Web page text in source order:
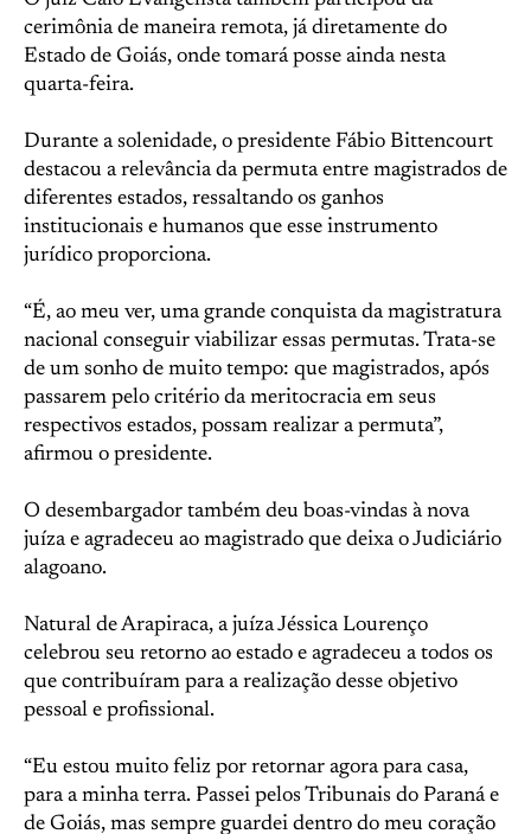
cerimônia de maneira remota, já diretamente do
Estado de Goiás, onde tomará posse ainda nesta
quarta-feira.
Durante a solenidade, o presidente Fábio Bittencourt
destacou a relevância da permuta entre magistrados de
diferentes estados, ressaltando os ganhos
institucionais e humanos que esse instrumento
jurídico proporciona.
“É, ao meu ver, uma grande conquista da magistratura
nacional conseguir viabilizar essas permutas. Trata-se
de um sonho de muito tempo: que magistrados, após
passarem pelo critério da meritocracia em seus
respectivos estados, possam realizar a permuta”,
afirmou o presidente.
O desembargador também deu boas-vindas à nova
juíza e agradeceu ao magistrado que deixa o Judiciário
alagoano.
Natural de Arapiraca, a juíza Jéssica Lourenço
celebrou seu retorno ao estado e agradeceu a todos os
que contribuíram para a realização desse objetivo
pessoal e profissional.
“Eu estou muito feliz por retornar agora para casa,
para a minha terra. Passei pelos Tribunais do Paraná e
de Goiás, mas sempre guardei dentro do meu coração